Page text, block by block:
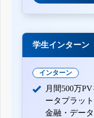
学生インターン
インターン
月間500万
ータプラッ
金融・デー